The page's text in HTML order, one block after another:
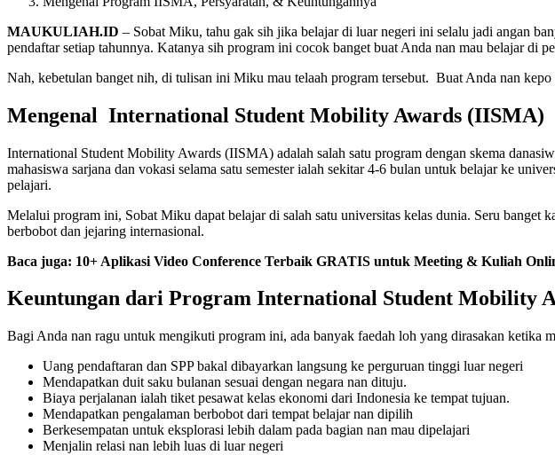
MAUKULIAH.ID – Sobat Miku, tahu gak sih jika belajar di luar negeri ini selalu jadi angan
pendaftar setiap tahunnya. Katanya sih program ini cocok banget buat Anda nan mau belajar di
Nah, kebetulan banget nih, di tulisan ini Miku mau telaah program tersebut. Buat Anda nan
Mengenal International Student Mobility Awards (IISMA)
International Student Mobility Awards (IISMA) adalah salah satu program dengan skema
mahasiswa sarjana dan vokasi selama satu semester ialah sekitar 4-6 bulan untuk belajar ke
pelajari.
Melalui program ini, Sobat Miku dapat belajar di salah satu universitas kelas dunia. Seru
berbobot dan jejaring internasional.
Baca juga: 10+ Aplikasi Video Conference Terbaik GRATIS untuk Meeting & Kuliah
Keuntungan dari Program International Student Mobility
Bagi Anda nan ragu untuk mengikuti program ini, ada banyak faedah loh yang dirasakan ketika
Uang pendaftaran dan SPP bakal dibayarkan langsung ke perguruan tinggi luar negeri
Mendapatkan duit saku bulanan sesuai dengan negara nan dituju.
Biaya perjalanan ialah tiket pesawat kelas ekonomi dari Indonesia ke tempat tujuan.
Mendapatkan pengalaman berbobot dari tempat belajar nan dipilih
Berkesempatan untuk eksplorasi lebih dalam pada bagian nan mau dipelajari
Menjalin relasi nan lebih luas di luar negeri